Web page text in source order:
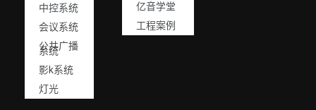
中控系统
会议系统
公共广播
系统
影k系统
灯光
亿音学堂
工程案例